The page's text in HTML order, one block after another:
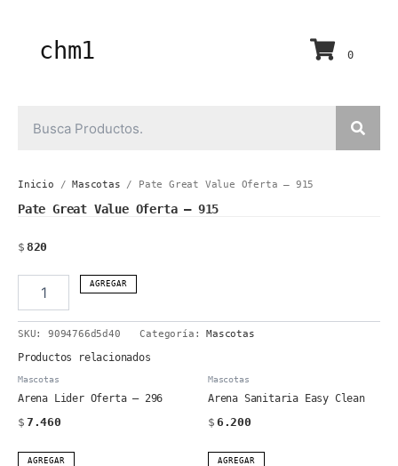
chm1 0
Inicio /Mascotas / Pate Great Value Oferta – 915
Pate Great Value Oferta – 915
$ 820
Great
Value
Oferta
-
AGREGAR
SKU: 9094766d5d40 Categoría: Mascotas
Productos relacionados
Mascotas
Arena Lider Oferta – 296
$ 7.460
AGREGAR
Mascotas
Arena Sanitaria Easy Clean
$ 6.200
AGREGAR